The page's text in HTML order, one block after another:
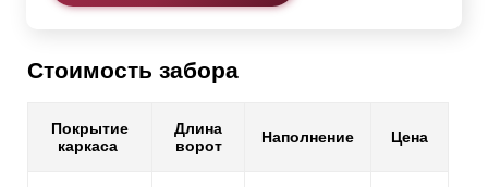
Стоимость забора
Покрытие
каркаса
Длина
ворот
Наполнение Цена